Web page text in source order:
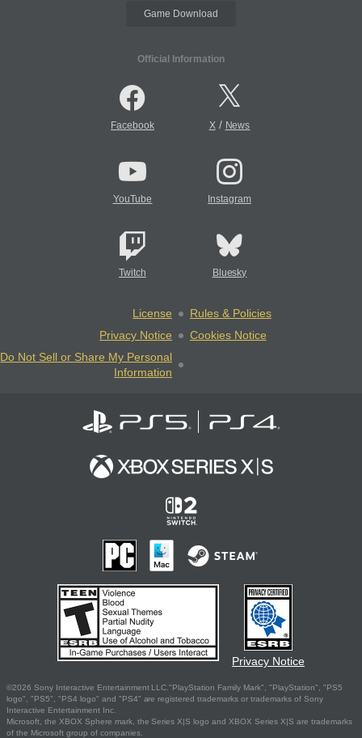
Game Download
Official Information
Facebook X/ News
YouTube Instagram
Twitch Bluesky
License
Rules & Policies
Privacy Notice
Cookies Notice
Do Not Sell or Share My Personal
Information
Privacy Notice
©2026 Sony Interactive Entertainment LLC."PlayStation Family Mark", "PlayStation", "PS5
logo", "PS5", "PS4 logo" and "PS4" are registered trademarks or trademarks of Sony
Interactive Entertainment Inc.
Microsoft, the XBOX Sphere mark, the Series X|S logo and XBOX Series X|S are trademarks
of the Microsoft group of companies.